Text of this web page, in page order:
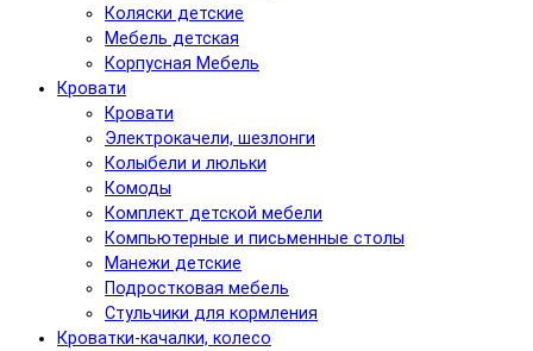
Коляски детские
Мебель детская
Корпусная Мебель
Кровати
Кровати
Электрокачели, шезлонги
Колыбели и люльки
Комоды
Комплект детской мебели
Компьютерные и письменные столы
Манежи детские
Подростковая мебель
Стульчики для кормления
Кроватки-качалки, колесо